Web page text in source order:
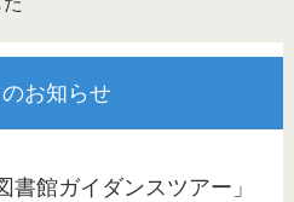
お知らせ
書館ガイダンスツアー」